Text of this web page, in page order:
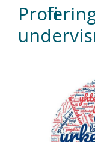
tutkimus-,
kehittämis-
koskevasta
tutkimuksesta